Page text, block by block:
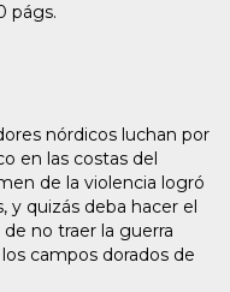
págs.
nórdicos luchan por
en las costas del
de la violencia logró
y quizás deba hacer el
no traer la guerra
campos dorados de